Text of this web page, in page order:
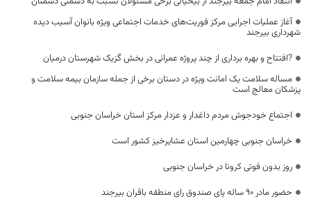
آغاز عملیات اجرایی مرکز فوریت‌های خدمات اجتماعی ویژه بانوان آسیب دیده
شهرداری بیرجند
?افتتاح و بهره برداری از چند پروژه عمرانی در بخش گزیک شهرستان درمیان
مساله سلامت یک امانت ویژه در دستان برخی از جمله سازمان بیمه سلامت و
پزشکان معالج است
اجتماع خودجوش مردم داغدار و عزدار مرکز استان خراسان جنوبی
خراسان جنوبی چهارمین استان عشایرخیز کشور است
روز بدون فوتی کرونا در خراسان جنوبی
حضور مادر ۹۰ ساله پای صندوق رای منطقه باقران بیرجند